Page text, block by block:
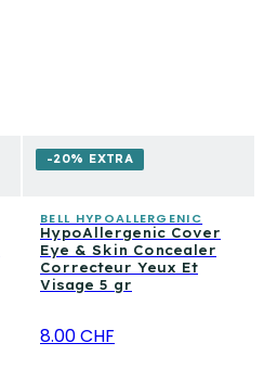
-20% EXTRA
BELL HYPOALLERGENIC
HypoAllergenic Cover
Eye & Skin Concealer
Correcteur Yeux Et
Visage 5 gr
8.00 CHF